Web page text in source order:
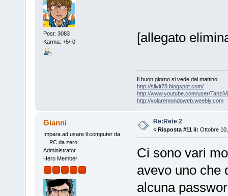
Post: 3083
Karma: +5/-0
[allegato
Il buon giorno si vede dal mattino
http://silvit78.blogspot.com/
http://www.youtube.com/user/
http://volaremondoweb.weebly.com
Gianni
Impara ad usare il computer da
... PC da zero
Administrator
Hero Member
Re:Rete 2
« Risposta #11 il: Ottobre
Ci sono vari
avevo uno che
alcuna